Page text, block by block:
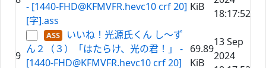
- [1440-FHD@KFMVFR.hevc10 crf 20]
[字].ass
KiB
18:17:52
9
いいね！光源氏くん し～ず
ん２（３）「はたらけ、光の君！」 -
[1440-FHD@KFMVFR.hevc10 crf 20]
69.89
KiB
13 Sep
2024